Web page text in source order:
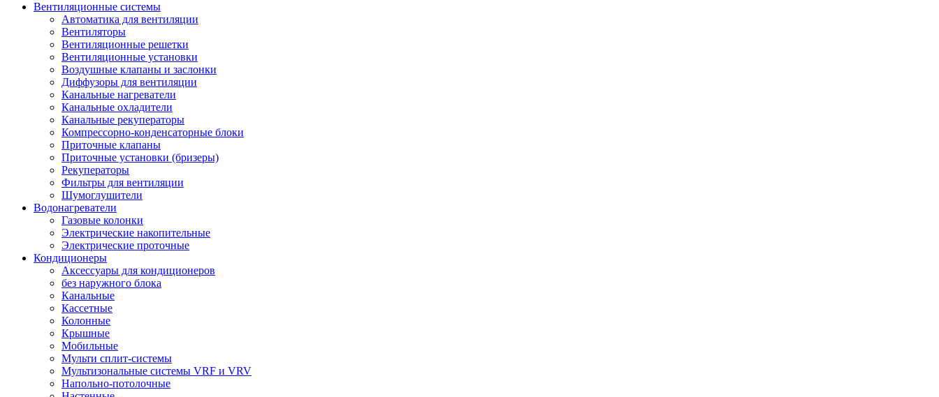
Вентиляционные системы
Автоматика для вентиляции
Вентиляторы
Вентиляционные решетки
Вентиляционные установки
Воздушные клапаны и заслонки
Диффузоры для вентиляции
Канальные нагреватели
Канальные охладители
Канальные рекуператоры
Компрессорно-конденсаторные блоки
Приточные клапаны
Приточные установки (бризеры)
Рекуператоры
Фильтры для вентиляции
Шумоглушители
Водонагреватели
Газовые колонки
Электрические накопительные
Электрические проточные
Кондиционеры
Аксессуары для кондиционеров
без наружного блока
Канальные
Кассетные
Колонные
Крышные
Мобильные
Мульти сплит-системы
Мультизональные системы VRF и VRV
Напольно-потолочные